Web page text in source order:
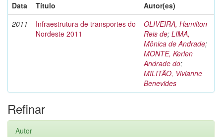
Data
Título
Autor(es)
2011
Infraestrutura de transportes do
Nordeste 2011
OLIVEIRA, Hamilton
Reis de; LIMA,
Mônica de Andrade;
MONTE, Kerlen
Andrade do;
MILITÃO, Vivianne
Benevides
Refinar
Autor